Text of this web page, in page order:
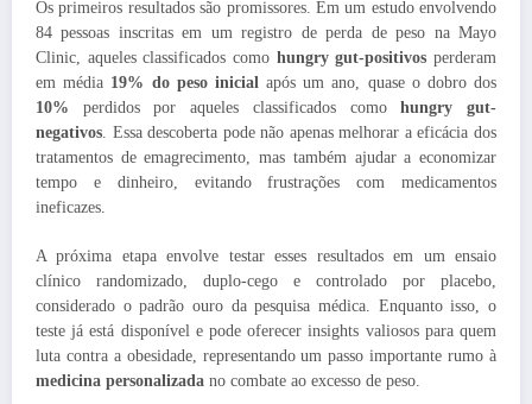
Os primeiros resultados são promissores. Em um estudo envolvendo
84 pessoas inscritas em um registro de perda de peso na Mayo
Clinic, aqueles classificados como hungry gut-positivos perderam
em média 19% do peso inicialapós um ano, quase o dobro dos
10% perdidos por aqueles classificados comohungry gut-
negativos. Essa descoberta pode não apenas melhorar a eficácia dos
tratamentos de emagrecimento, mas também ajudar a economizar
tempo e dinheiro, evitando frustrações com medicamentos
ineficazes.
A próxima etapa envolve testar esses resultados em um ensaio
clínico randomizado, duplo-cego e controlado por placebo,
considerado o padrão ouro da pesquisa médica. Enquanto isso, o
teste já está disponível e pode oferecer insights valiosos para quem
luta contra a obesidade, representando um passo importante rumo à
medicina personalizada no combate ao excesso de peso.